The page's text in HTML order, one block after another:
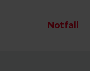
Notfall